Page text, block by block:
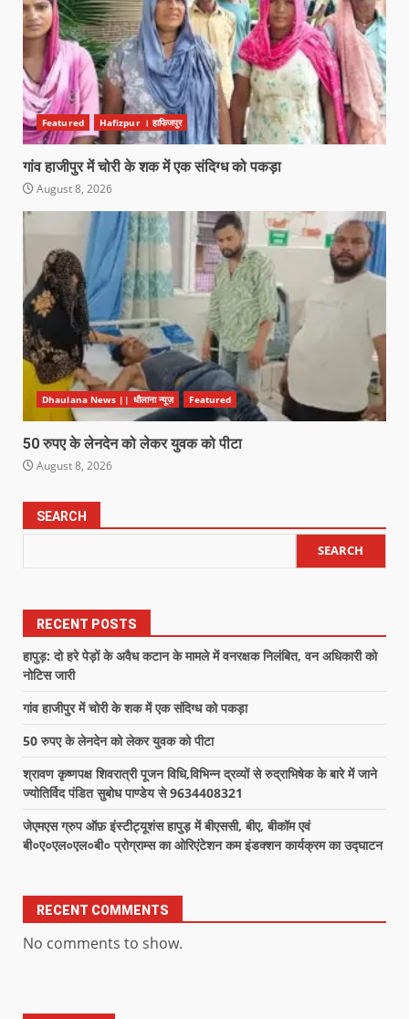
Featured Hafizpur । हाफिजपुर
गांव हाजीपुर में चोरी के शक में एक संदिग्ध को पकड़ा
August 8, 2026
Dhaulana News || धौलाना न्यूज़ Featured
50 रुपए के लेनदेन को लेकर युवक को पीटा
August 8, 2026
SEARCH
SEARCH
RECENT POSTS
हापुड़: दो हरे पेड़ों के अवैध कटान के मामले में वनरक्षक निलंबित, वन अधिकारी को
नोटिस जारी
गांव हाजीपुर में चोरी के शक में एक संदिग्ध को पकड़ा
50 रुपए के लेनदेन को लेकर युवक को पीटा
श्रावण कृष्णपक्ष शिवरात्री पूजन विधि,विभिन्न द्रव्यों से रुद्राभिषेक के बारे में जाने
ज्योतिर्विद पंडित सुबोध पाण्डेय से 9634408321
जेएमएस ग्रुप ऑफ़ इंस्टीट्यूशंस हापुड़ में बीएससी, बीए, बीकॉम एवं
बी०ए०एल०एल०बी० प्रोग्राम्स का ओरिएंटेशन कम इंडक्शन कार्यक्रम का उद्घाटन
RECENT COMMENTS
No comments to show.